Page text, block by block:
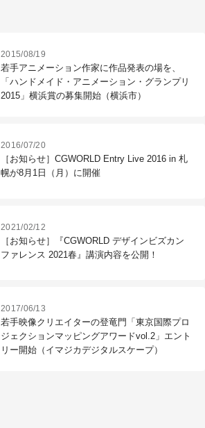
2015/08/19
若手アニメーション作家に作品発表の場を、
「ハンドメイド・アニメーション・グランプリ
2015」横浜賞の募集開始（横浜市）
2016/07/20
［お知らせ］CGWORLD Entry Live 2016 in 札
幌が8月1日（月）に開催
2021/02/12
［お知らせ］『CGWORLD デザインビズカン
ファレンス 2021春』講演内容を公開！
2017/06/13
若手映像クリエイターの登竜門「東京国際プロ
ジェクションマッピングアワードvol.2」エント
リー開始（イマジカデジタルスケープ）